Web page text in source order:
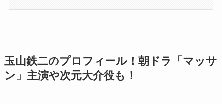
玉山鉄二のプロフィール！朝ドラ「マッサ
ン」主演や次元大介役も！